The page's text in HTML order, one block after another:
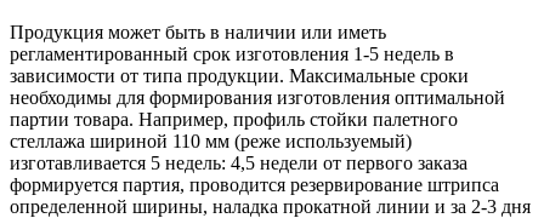
Продукция может быть в наличии или иметь
регламентированный срок изготовления 1-5 недель в
зависимости от типа продукции. Максимальные сроки
необходимы для формирования изготовления оптимальной
партии товара. Например, профиль стойки палетного
стеллажа шириной 110 мм (реже используемый)
изготавливается 5 недель: 4,5 недели от первого заказа
формируется партия, проводится резервирование штрипса
определенной ширины, наладка прокатной линии и за 2-3 дня